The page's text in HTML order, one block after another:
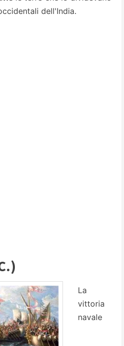
dell'India.
La
vittoria
navale